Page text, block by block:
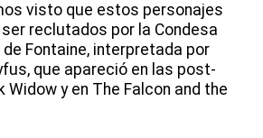
visto que estos personajes
reclutados por la Condesa
Fontaine, interpretada por
que apareció en las post-
y en The Falcon and the